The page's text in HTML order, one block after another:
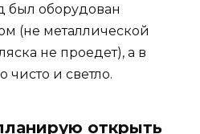
был оборудован
(не металлической
не проедет), а в
и светло.
открыть